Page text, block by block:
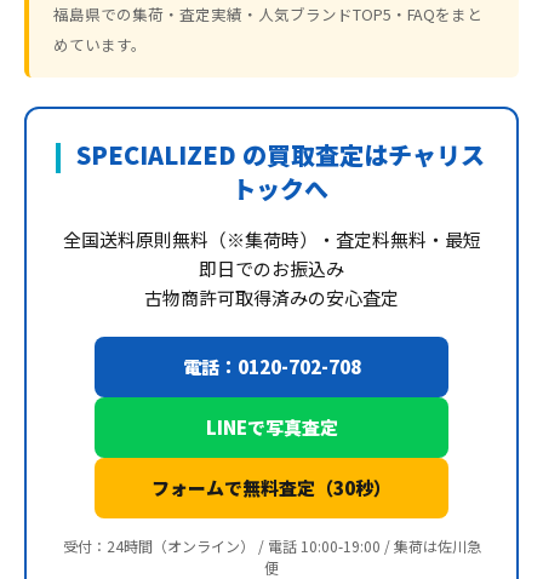
福島県での集荷・査定実績・人気ブランドTOP5・FAQをまと
めています。
SPECIALIZED の買取査定はチャリス
トックへ
全国送料原則無料（※集荷時）・査定料無料・最短
即日でのお振込み
古物商許可取得済みの安心査定
電話：0120-702-708
LINEで写真査定
フォームで無料査定（30秒）
受付：24時間（オンライン） / 電話 10:00-19:00 / 集荷は佐川急
便